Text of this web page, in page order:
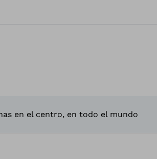
en el centro, en todo el mundo